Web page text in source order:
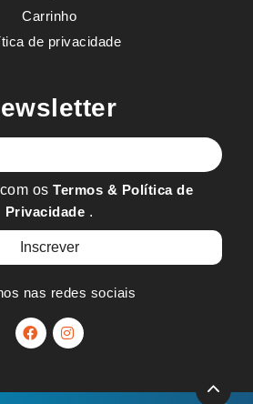
Carrinho
de privacidade
osTermos & Política de
Privacidade .
nas redes sociais